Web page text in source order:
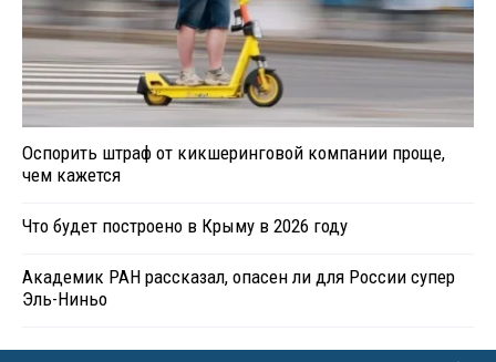
Оспорить штраф от кикшеринговой компании проще,
чем кажется
Что будет построено в Крыму в 2026 году
Академик РАН рассказал, опасен ли для России супер
Эль-Ниньо